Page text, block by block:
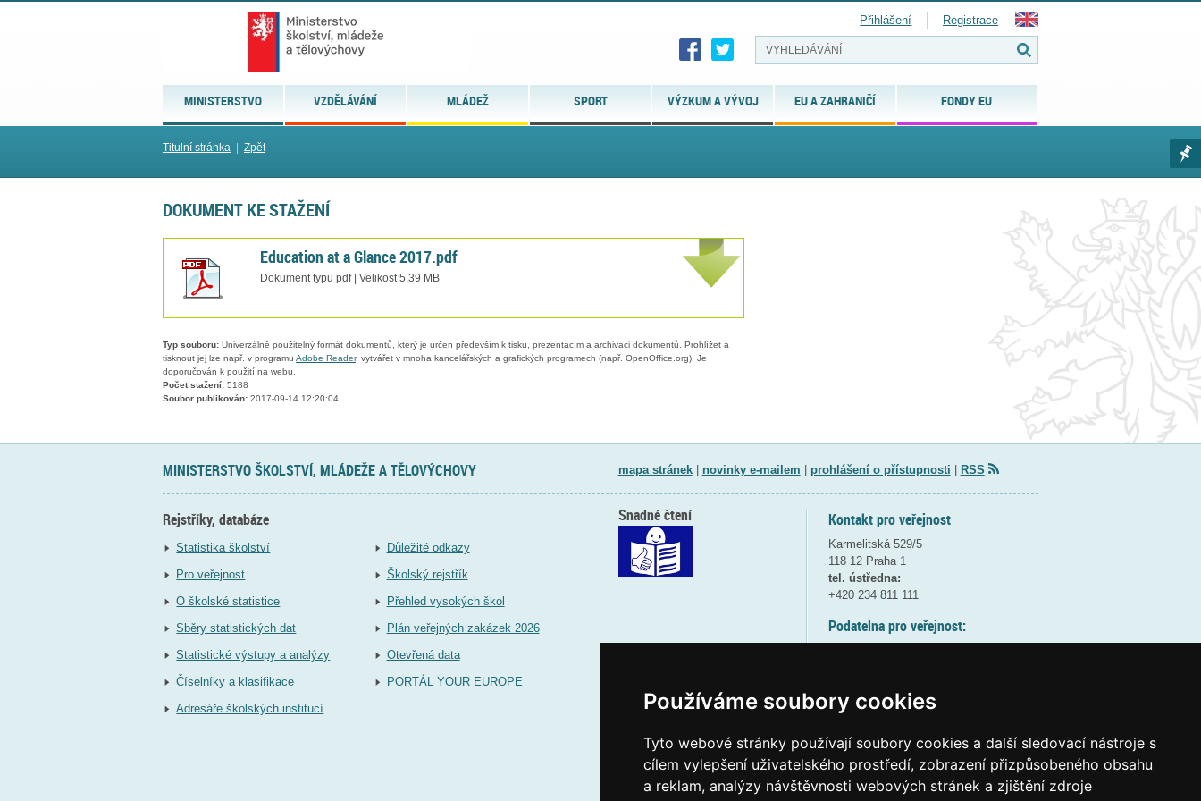
Používáme soubory cookies
Tyto webové stránky používají soubory cookies a další sledovací nástroje s
cílem vylepšení uživatelského prostředí, zobrazení přizpůsobeného obsahu
a reklam, analýzy návštěvnosti webových stránek a zjištění zdroje
MINISTERSTVO VZDĚLÁVÁNÍ MLÁDEŽ SPORT VÝZKUM A VÝVOJ EU A ZAHRANIČÍ FONDY EU
Přihlášení Registrace
Titulní stránka Zpět
DOKUMENT KE STAŽENÍ
Education at a Glance 2017.pdf
Dokument typu pdf | Velikost 5,39 MB
Typ souboru: Univerzálně použitelný formát dokumentů, který je určen především k tisku, prezentacím a archivaci dokumentů. Prohlížet a
tisknout jej lze např. v programu Adobe Reader, vytvářet v mnoha kancelářských a grafických programech (např. OpenOffice.org). Je
doporučován k použití na webu.
Počet stažení: 5188
Soubor publikován: 2017-09-14 12:20:04
MINISTERSTVO ŠKOLSTVÍ, MLÁDEŽE A TĚLOVÝCHOVY mapa stránek| novinky e-mailem prohlášení o přístupnosti RSS
Rejstříky, databáze
Statistika školství
Pro veřejnost
O školské statistice
Sběry statistických dat
Statistické výstupy a analýzy
Číselníky a klasifikace
Adresáře školských institucí
Důležité odkazy
Školský rejstřík
Přehled vysokých škol
Plán veřejných zakázek 2026
Otevřená data
PORTÁL YOUR EUROPE
Kontakt pro veřejnost
Karmelitská 529/5
118 12 Praha 1
tel. ústředna:
+420 234 811 111
Podatelna pro veřejnost:
(více informací
Elektronická podatelna:
posta@msmtgov cz
Snadné čtení